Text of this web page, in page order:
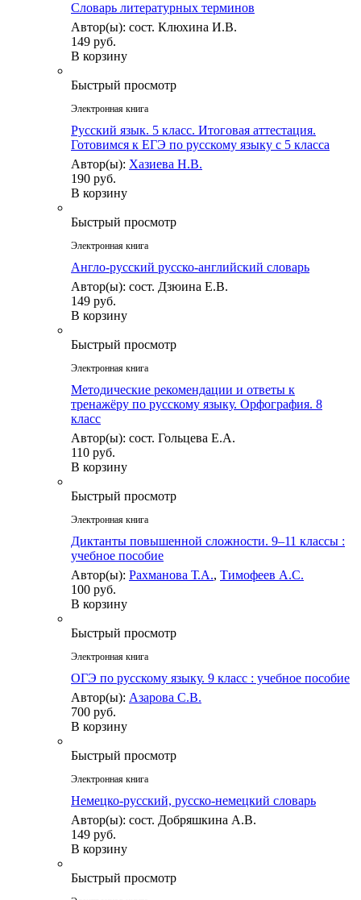
Словарь литературных терминов
Автор(ы): сост. Клюхина И.В.
149 руб.
В корзину
Быстрый просмотр
Электронная книга
Русский язык. 5 класс. Итоговая аттестация.
Готовимся к ЕГЭ по русскому языку с 5 класса
Автор(ы): Хазиева Н.В.
190 руб.
В корзину
Быстрый просмотр
Электронная книга
Англо-русский русско-английский словарь
Автор(ы): сост. Дзюина Е.В.
149 руб.
В корзину
Быстрый просмотр
Электронная книга
Методические рекомендации и ответы к
тренажёру по русскому языку. Орфография. 8
класс
Автор(ы): сост. Гольцева Е.А.
110 руб.
В корзину
Быстрый просмотр
Электронная книга
Диктанты повышенной сложности. 9–11 классы :
учебное пособие
Автор(ы): Рахманова Т.А., Тимофеев А.С.
100 руб.
В корзину
Быстрый просмотр
Электронная книга
ОГЭ по русскому языку. 9 класс : учебное пособие
Автор(ы): Азарова С.В.
700 руб.
В корзину
Быстрый просмотр
Электронная книга
Немецко-русский, русско-немецкий словарь
Автор(ы): сост. Добряшкина А.В.
149 руб.
В корзину
Быстрый просмотр